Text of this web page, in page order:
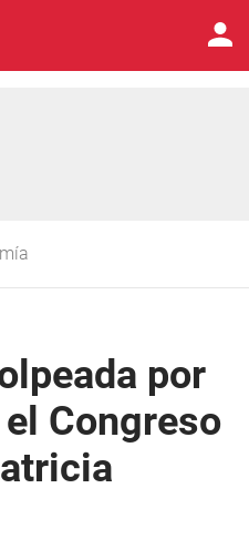
por
Congreso